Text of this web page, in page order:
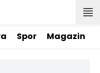
Spor Magazin